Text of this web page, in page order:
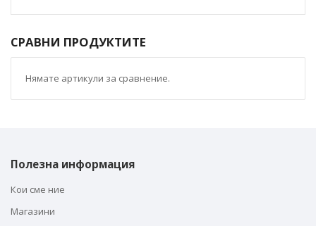
СРАВНИ ПРОДУКТИТЕ
Нямате артикули за сравнение.
Полезна информация
Кои сме ние
Магазини